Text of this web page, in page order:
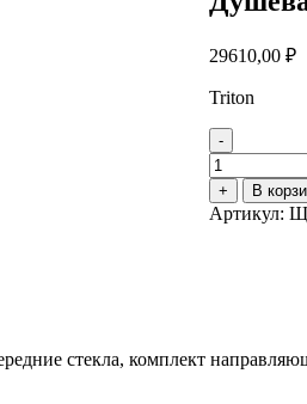
29610,00 ₽
Triton
-
Количество
товара
Душевая
кабина
+ В
Артикул:
стекла, комплект